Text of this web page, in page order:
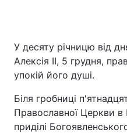
Київ
Дніпро
Одеса
У десяту річницю від
Алексія II, 5 грудня,
упокій його душі.
Біля гробниці
Православної Церкви
приділі